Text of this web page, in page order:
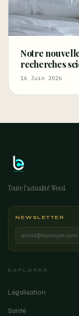
Notre
recherches
sommeil ne
16 Juin 2026
Toute l'actualité Weed
NEWSLETTER
EXPLORER
Légalisation
Santé